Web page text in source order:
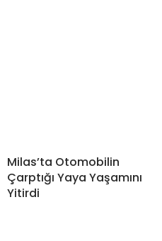
Milas’ta Otomobilin
Çarptığı Yaya Yaşamını
Yitirdi